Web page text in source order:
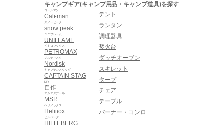
キャンプギア(キャンプ用品・キャンプ道具)を探す
Caleman
コールマン
snow peak
スノーピーク
UNIFLAME
ユニフレーム
PETROMAX
ペトロマックス
Nordisk
ノルディスク
CAPTAIN STAG
キャプテンスタッグ
自作
DIY
MSR
エムエスアール
Helinox
ヘリノックス
HILLEBERG
ヒルバーグ
テント
ランタン
調理器具
焚火台
ダッチオーブン
スキレット
タープ
チェア
テーブル
バーナー・コンロ